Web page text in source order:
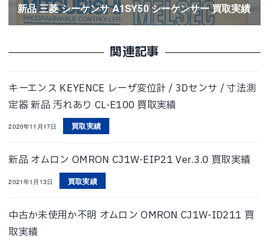
新品 三菱 シーケンサ A1SY50 シーケンサー 買取実績
関連記事
キーエンス KEYENCE レーザ変位計 / 3Dセンサ / 寸法測
定器 新品 汚れあり CL-E100 買取実績
2020年11月17日 買取実績
新品 オムロン OMRON CJ1W-EIP21 Ver.3.0 買取実績
2021年1月13日 買取実績
中古か未使用か不明 オムロン OMRON CJ1W-ID211 買
取実績